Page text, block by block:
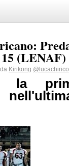
(LENAF)
Kirikong @lucachirico
la